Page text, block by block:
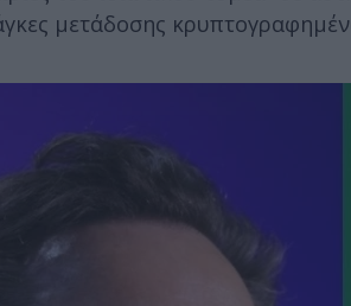
μετάδοσης